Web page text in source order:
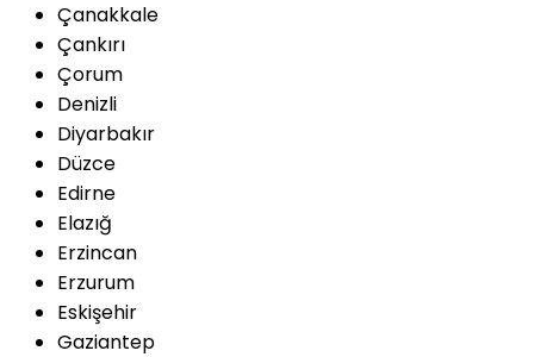
Çanakkale
Çankırı
Çorum
Denizli
Diyarbakır
Düzce
Edirne
Elazığ
Erzincan
Erzurum
Eskişehir
Gaziantep